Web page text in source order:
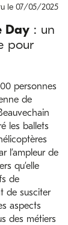
le 07/05/2025
Day: un
pour
personnes
de
les ballets
l’ampleur de
qu’elle
de
de susciter
aspects
des métiers